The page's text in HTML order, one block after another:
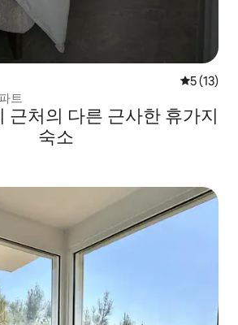
평점 5점
5 (13)
트
근처의 다른 근사한 휴가지
숙소